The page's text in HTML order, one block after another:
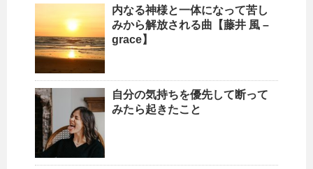
内なる神様と一体になって苦し
みから解放される曲【藤井 風 –
grace】
自分の気持ちを優先して断って
みたら起きたこと